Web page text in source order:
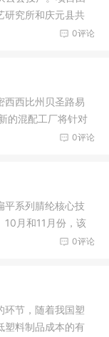
研究所和庆元县共
0评论
西西比州贝圣路易
的混配工厂将针对
0评论
系列腈纶核心技
10月和11月份，该
0评论
环节，随着我国塑
塑料制品成本的有